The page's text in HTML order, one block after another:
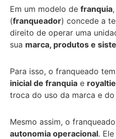
Em um modelo de franquia
(franqueador) concede a
direito de operar uma
sua marca, produtos e
Para isso, o franqueado
inicial de franquia e
troca do uso da marca e do
Mesmo assim, o
autonomia operacional.